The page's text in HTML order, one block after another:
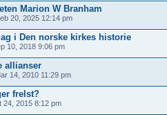
Marion W Branham
20, 2025 12:14 pm
i Den norske kirkes historie
10, 2018 9:06 pm
allianser
14, 2010 11:29 pm
frelst?
24, 2015 8:12 pm